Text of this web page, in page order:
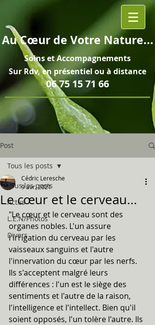
AuCœurde Votre Nature...
Soins etAccompagnements
Sur Rdv, en présentiel ou à distance
06 75 15 71 66
Post
Tous les posts
Actus
L.E.N/Photos
Divers
Tous les posts
Le cœur et le cerveau...
Cédric Leresche
9 avr. 2021
"Le cœur et le cerveau sont des
organes nobles. L'un assure
l'irrigation du cerveau par les
vaisseaux sanguins et l'autre
l'innervation du cœur par les nerfs.
Ils s'acceptent malgré leurs
différences : l'un est le siège des
sentiments et l'autre de la raison,
l'intelligence et l'intellect. Bien qu'il
soient opposés, l'un tolère l'autre. Ils